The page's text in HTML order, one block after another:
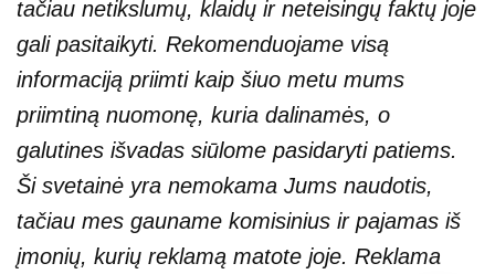
tačiau netikslumų, klaidų ir neteisingų faktų joje
gali pasitaikyti. Rekomenduojame visą
informaciją priimti kaip šiuo metu mums
priimtiną nuomonę, kuria dalinamės, o
galutines išvadas siūlome pasidaryti patiems.
Ši svetainė yra nemokama Jums naudotis,
tačiau mes gauname komisinius ir pajamas iš
įmonių, kurių reklamą matote joje. Reklama